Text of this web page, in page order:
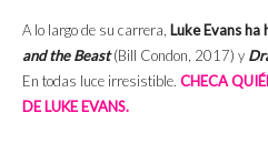
A lo largo de su carrera, Luke Evans ha
and the Beast(Bill Condon, 2017) y
En todas luce irresistible. CHECA
DE LUKE EVANS.